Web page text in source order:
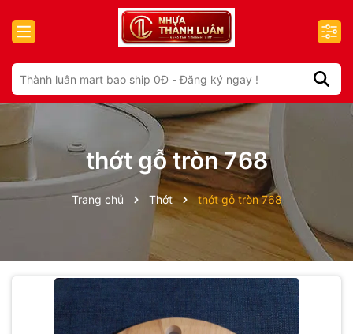
thớt gỗ tròn 768
Trang chủ Thớt thớt gỗ tròn 768